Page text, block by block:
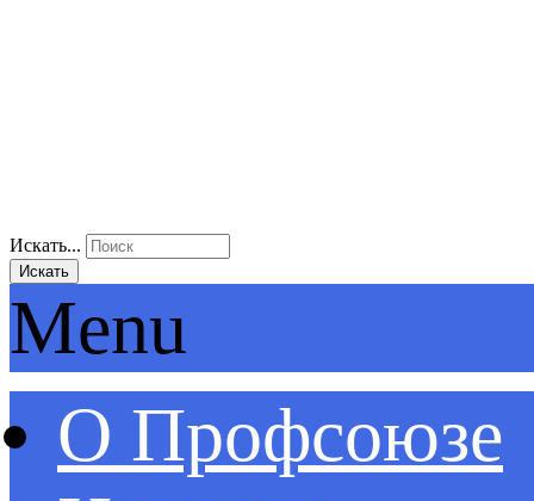
Искать...
Искать
Menu
О Профсоюзе